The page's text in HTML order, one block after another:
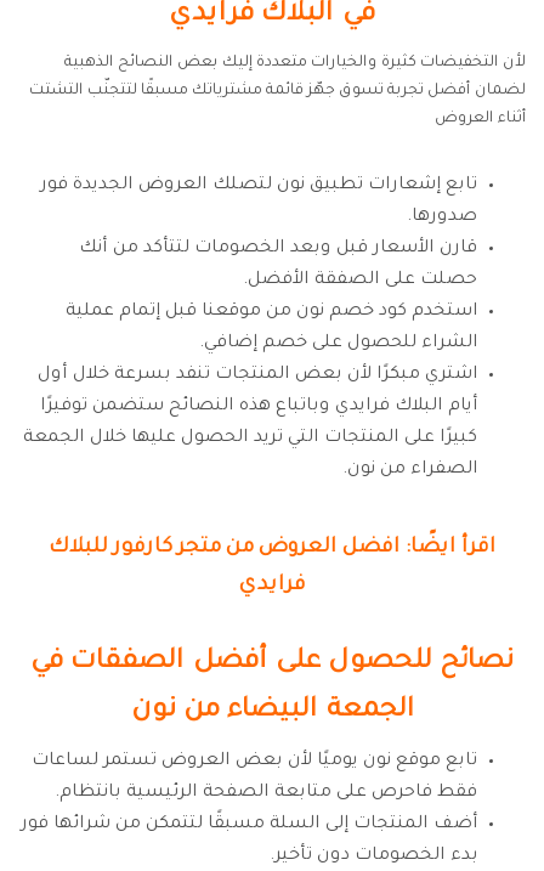
في البلاك فرايدي
لأن التخفيضات كثيرة والخيارات متعددة إليك بعض النصائح الذهبية
لضمان أفضل تجربة تسوق جهّز قائمة مشترياتك مسبقًا لتتجنّب التشتت
أثناء العروض
تابع إشعارات تطبيق نون لتصلك العروض الجديدة فور
صدورها.
قارن الأسعار قبل وبعد الخصومات لتتأكد من أنك
حصلت على الصفقة الأفضل.
استخدم كود خصم نون من موقعنا قبل إتمام عملية
الشراء للحصول على خصم إضافي.
اشتري مبكرًا لأن بعض المنتجات تنفد بسرعة خلال أول
أيام البلاك فرايدي وباتباع هذه النصائح ستضمن توفيرًا
كبيرًا على المنتجات التي تريد الحصول عليها خلال الجمعة
الصفراء من نون.
اقرأ ايضًا: افضل العروض من متجر كارفور للبلاك
فرايدي
نصائح للحصول على أفضل الصفقات في
الجمعة البيضاء من نون
تابع موقع نون يوميًا لأن بعض العروض تستمر لساعات
فقط فاحرص على متابعة الصفحة الرئيسية بانتظام.
أضف المنتجات إلى السلة مسبقًا لتتمكن من شرائها فور
بدء الخصومات دون تأخير.